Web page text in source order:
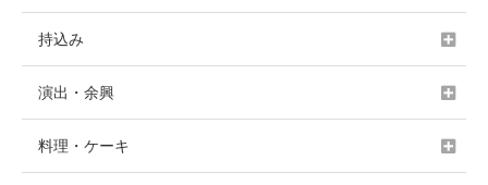
持込み
演出・余興
料理・ケーキ